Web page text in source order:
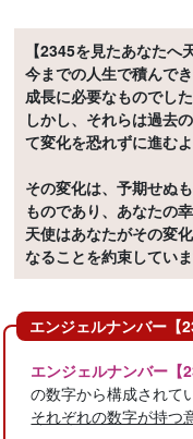
【2345を見たあなたへ
今までの人生で積んで
成長に必要なものでした
しかし、それらは過去
て変化を恐れずに進む
その変化は、予期せぬ
ものであり、あなたの
天使はあなたがその変
なることを約束していま
エンジェルナンバー【
エンジェルナンバー【
の数字から構成されて
それぞれの数字が持つ